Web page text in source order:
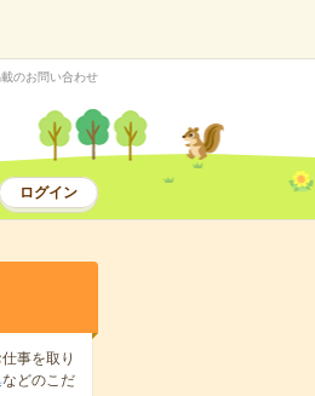
のお問い合わせ
ログイン
事を取り
などのこだ